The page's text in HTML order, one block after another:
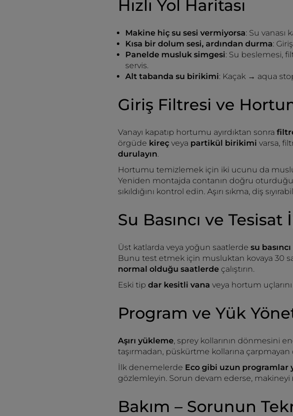
Hızlı Yol Haritası
Makine hiç su sesi vermiyorsa: Su vanası
Kısa bir dolum sesi, ardından durma:
Panelde musluk simgesi: Su beslemesi,
servis.
Alt tabanda su birikimi: Kaçak → aqua
Giriş Filtresi ve
Vanayı kapatıp hortumu ayırdıktan sonra
örgüde kireç veya partikül birikimi varsa,
durulayın.
Hortumu temizlemek için iki ucunu da
Yeniden montajda contanın doğru
sıkıldığını kontrol edin. Aşırı sıkma, diş
Su Basıncı ve Tesisat
Üst katlarda veya yoğun saatlerde su basıncı
Bunu test etmek için musluktan kovaya 30
normal olduğu saatlerde çalıştırın.
Eski tip dar kesitli vana veya hortum
Program ve Yük
Aşırı yükleme, sprey kollarının dönmesini
taşırmadan, püskürtme kollarına
İlk denemelerde Eco gibi uzun programlar
gözlemleyin. Sorun devam ederse, makineyi
Bakım – Sorunun